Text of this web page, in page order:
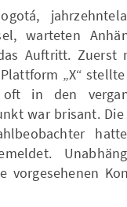
warteten
Auftritt. Zuerst
„X“
in den
war brisant.
vorgesehenen